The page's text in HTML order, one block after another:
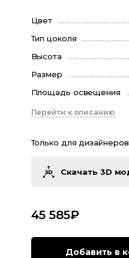
Цвет
Тип цоколя
Высота
Размер
Площадь освещения
Перейти к описанию
Только для дизайнеров:
Скачать 3D
45 585₽
Добавить в